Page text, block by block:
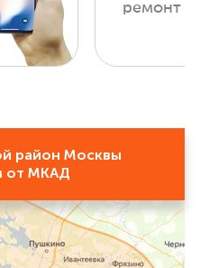
ремонт
район Москвы
от МКАД